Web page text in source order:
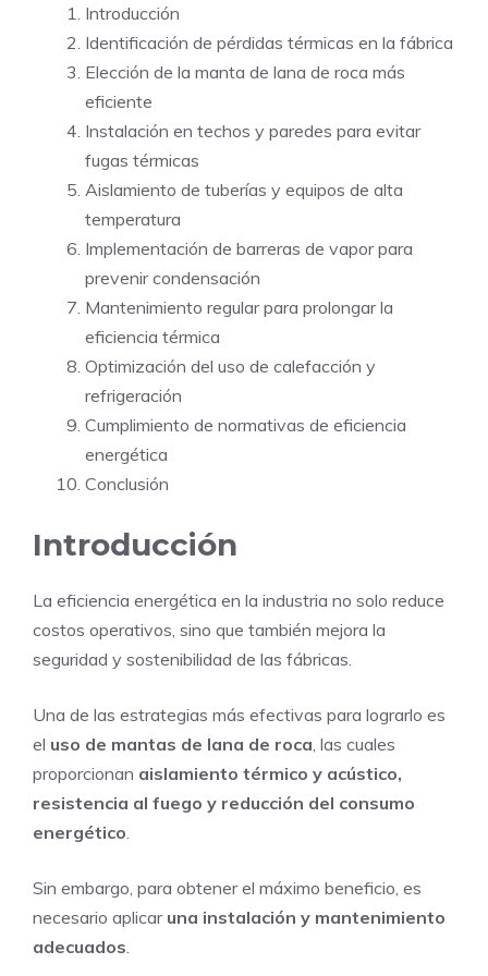
Introducción
Identificación de pérdidas térmicas en la fábrica
Elección de la manta de lana de roca más
eficiente
Instalación en techos y paredes para evitar
fugas térmicas
Aislamiento de tuberías y equipos de alta
temperatura
Implementación de barreras de vapor para
prevenir condensación
Mantenimiento regular para prolongar la
eficiencia térmica
Optimización del uso de calefacción y
refrigeración
Cumplimiento de normativas de eficiencia
energética
Conclusión
Introducción
La eficiencia energética en la industria no solo reduce
costos operativos, sino que también mejora la
seguridad y sostenibilidad de las fábricas.
Una de las estrategias más efectivas para lograrlo es
el uso de mantas de lana de roca , las cuales
proporcionan aislamiento térmico y acústico,
resistencia al fuego y reducción del consumo
energético
Sin embargo, para obtener el máximo beneficio, es
necesario aplicar una instalación y mantenimiento
adecuados